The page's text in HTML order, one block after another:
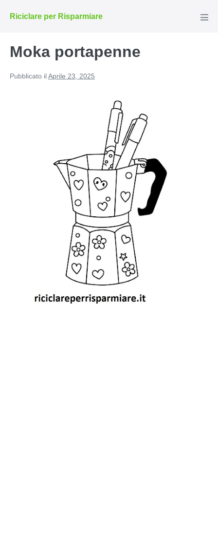
Riciclare per Risparmiare
Moka portapenne
Pubblicato ilAprile 23, 2025